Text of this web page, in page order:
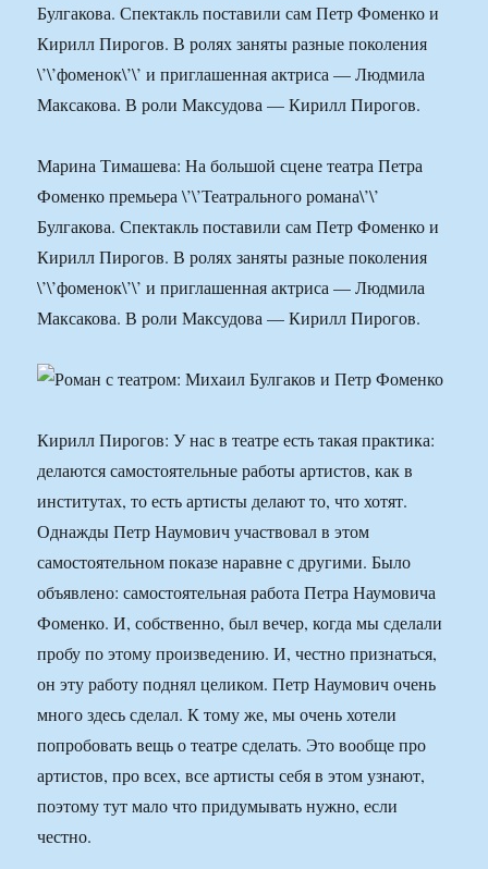
Булгакова. Спектакль поставили сам Петр Фоменко и
Кирилл Пирогов. В ролях заняты разные поколения
\’\’фоменок\’\’ и приглашенная актриса — Людмила
Максакова. В роли Максудова — Кирилл Пирогов.
Марина Тимашева: На большой сцене театра Петра
Фоменко премьера \’\’Театрального романа\’\’
Булгакова. Спектакль поставили сам Петр Фоменко и
Кирилл Пирогов. В ролях заняты разные поколения
\’\’фоменок\’\’ и приглашенная актриса — Людмила
Максакова. В роли Максудова — Кирилл Пирогов.
Кирилл Пирогов: У нас в театре есть такая практика:
делаются самостоятельные работы артистов, как в
институтах, то есть артисты делают то, что хотят.
Однажды Петр Наумович участвовал в этом
самостоятельном показе наравне с другими. Было
объявлено: самостоятельная работа Петра Наумовича
Фоменко. И, собственно, был вечер, когда мы сделали
пробу по этому произведению. И, честно признаться,
он эту работу поднял целиком. Петр Наумович очень
много здесь сделал. К тому же, мы очень хотели
попробовать вещь о театре сделать. Это вообще про
артистов, про всех, все артисты себя в этом узнают,
поэтому тут мало что придумывать нужно, если
честно.